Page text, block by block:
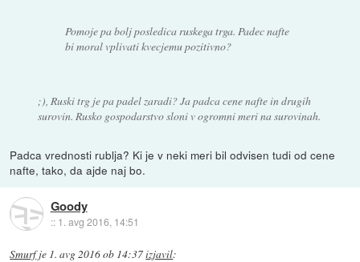
Pomoje pa bolj posledica ruskega trga. Padec nafte
bi moral vplivati kvecjemu pozitivno?
;), Ruski trg je pa padel zaradi? Ja padca cene nafte in drugih
surovin. Rusko gospodarstvo sloni v ogromni meri na surovinah.
Padca vrednosti rublja? Ki je v neki meri bil odvisen tudi od cene
nafte, tako, da ajde naj bo.
Goody
:: 1. avg 2016, 14:51
Smurfje 1. avg 2016 ob 14:37izjavil: